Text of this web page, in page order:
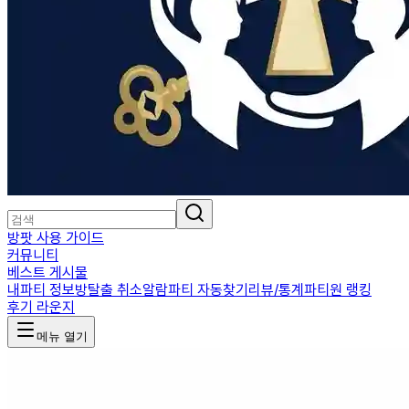
방팟 사용 가이드
커뮤니티
베스트 게시물
내파티 정보방탈출 취소알람파티 자동찾기리뷰/통계파티원 랭킹
후기 라운지
메뉴 열기